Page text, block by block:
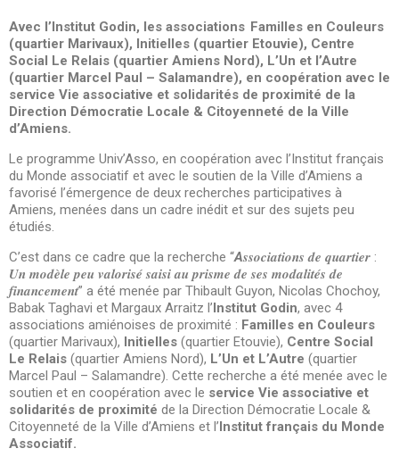
Avec l’Institut Godin, les associations Familles en Couleurs
(quartier Marivaux), Initielles (quartier Etouvie), Centre
Social Le Relais (quartier Amiens Nord), L’Un et l’Autre
(quartier Marcel Paul – Salamandre), en coopération avec le
service Vie associative et solidarités de proximité de la
Direction Démocratie Locale & Citoyenneté de la Ville
d’Amiens.
Le programme Univ’Asso, en coopération avec l’Institut français
du Monde associatif et avec le soutien de la Ville d’Amiens a
favorisé l’émergence de deux recherches participatives à
Amiens, menées dans un cadre inédit et sur des sujets peu
étudiés.
C’est dans ce cadre que la recherche “A𝒔𝒔𝒐𝒄𝒊𝒂𝒕𝒊𝒐𝒏𝒔 𝒅𝒆 𝒒𝒖𝒂𝒓𝒕𝒊𝒆𝒓 :
𝑼𝒏 𝒎𝒐𝒅𝒆̀𝒍𝒆 𝒑𝒆𝒖 𝒗𝒂𝒍𝒐𝒓𝒊𝒔𝒆́ 𝒔𝒂𝒊𝒔𝒊 𝒂𝒖 𝒑𝒓𝒊𝒔𝒎𝒆 𝒅𝒆 𝒔𝒆𝒔 𝒎𝒐𝒅𝒂𝒍𝒊𝒕𝒆́𝒔 𝒅𝒆
𝒇𝒊𝒏𝒂𝒏𝒄𝒆𝒎𝒆𝒏𝒕” a été menée par Thibault Guyon, Nicolas Chochoy,
Babak Taghavi et Margaux Arraitz l’Institut Godin, avec 4
associations amiénoises de proximité : Familles en Couleurs
(quartier Marivaux), Initielles (quartier Etouvie), Centre Social
Le Relais (quartier Amiens Nord), L’Un et L’Autre (quartier
Marcel Paul – Salamandre). Cette recherche a été menée avec le
soutien et en coopération avec le service Vie associative et
solidarités de proximité de la Direction Démocratie Locale &
Citoyenneté de la Ville d’Amiens et l’Institut français du Monde
Associatif.